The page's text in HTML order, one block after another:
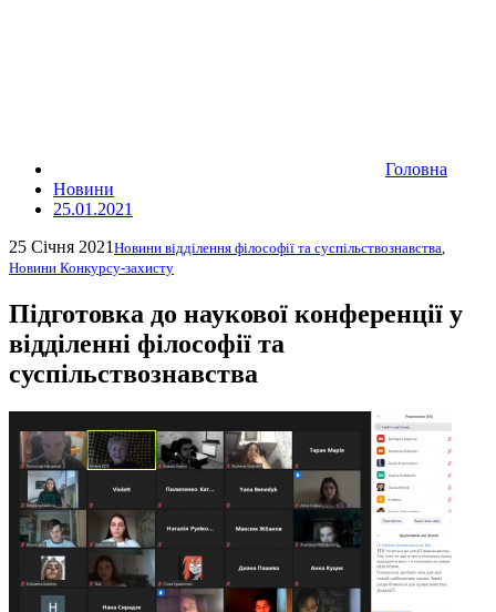
Головна
Новини
25.01.2021
25 Січня 2021 Новини відділення філософії та суспільствознавства,
Новини Конкурсу-захисту
Підготовка до наукової конференції у
відділенні філософії та
суспільствознавства